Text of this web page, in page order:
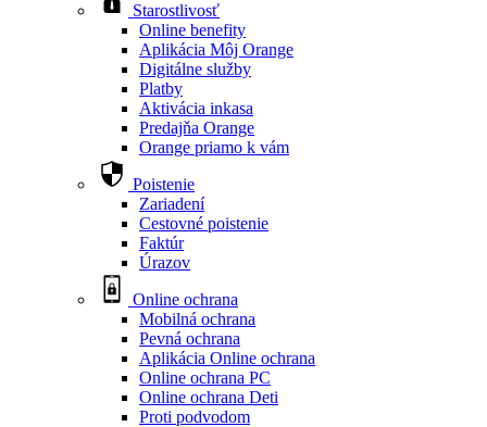
Starostlivosť
Online benefity
Aplikácia Môj Orange
Digitálne služby
Platby
Aktivácia inkasa
Predajňa Orange
Orange priamo k vám
Poistenie
Zariadení
Cestovné poistenie
Faktúr
Úrazov
Online ochrana
Mobilná ochrana
Pevná ochrana
Aplikácia Online ochrana
Online ochrana PC
Online ochrana Deti
Proti podvodom